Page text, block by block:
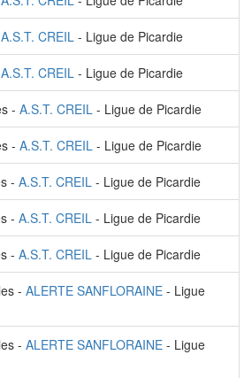
A.S.T. CREIL - Ligue de Picardie
A.S.T. CREIL - Ligue de Picardie
- A.S.T. CREIL - Ligue de Picardie
- A.S.T. CREIL - Ligue de Picardie
- A.S.T. CREIL - Ligue de Picardie
- A.S.T. CREIL - Ligue de Picardie
- A.S.T. CREIL - Ligue de Picardie
- ALERTE SANFLORAINE - Ligue
- ALERTE SANFLORAINE - Ligue